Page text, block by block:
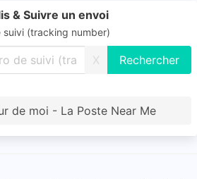
& Suivre un envoi
suivi (tracking number)
X
de moi - La Poste Near Me